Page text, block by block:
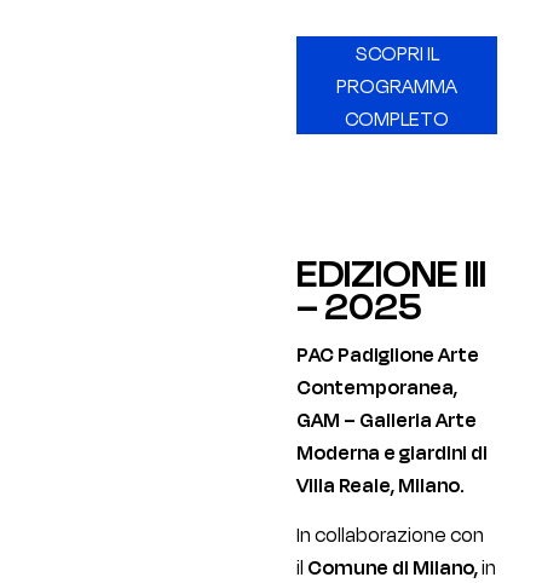
SCOPRI IL
PROGRAMMA
COMPLETO
EDIZIONE III
– 2025
PAC Padiglione Arte
Contemporanea,
GAM – Galleria Arte
Moderna e giardini di
Villa Reale, Milano.
In collaborazione con
il Comune di Milano,in